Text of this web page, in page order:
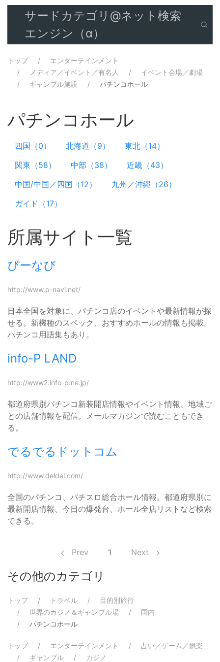
サードカテゴリ@ネット検索
エンジン（α）
トップ
エンターテインメント
メディア／イベント／有名人
イベント会場／劇場
ギャンブル施設
パチンコホール
パチンコホール
四国（0） 北海道（9）
東北（14）
関東（58）
中部（38）
近畿（43）
中国/中国／四国（12）
九州／沖縄（26）
ガイド（17）
所属サイト一覧
ぴーなび
http://www.p-navi.net/
日本全国を対象に、パチンコ店のイベントや最新情報が探
せる。新機種のスペック、おすすめホールの情報も掲載。
パチンコ用語集もあり。
info-P LAND
http://www2.info-p.ne.jp/
都道府県別パチンコ新装開店情報やイベント情報、地域ご
との店舗情報を配信。メールマガジンで読むこともでき
る。
でるでるドットコム
http://www.deldel.com/
全国のパチンコ、パチスロ総合ホール情報。都道府県別に
最新開店情報、今日の爆発台、ホール全店リストなど検索
できる。
Prev 1 Next
その他のカテゴリ
トップ トラベル
目的別旅行
世界のカジノ＆ギャンブル場
国内
パチンコホール
トップ エンターテインメント
占い／ゲーム／娯楽
ギャンブル
カジノ